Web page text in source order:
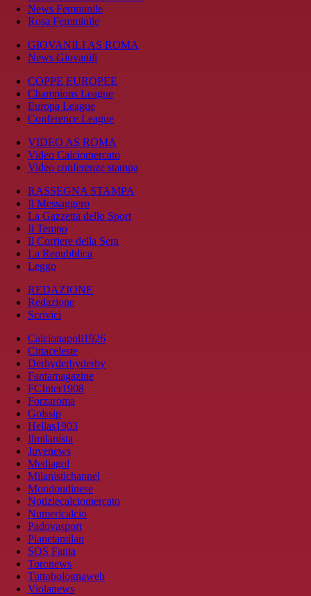
News Femminile
Rosa Femminile
GIOVANILI AS ROMA
News Giovanili
COPPE EUROPEE
Champions League
Europa League
Conference League
VIDEO AS ROMA
Video Calciomercato
Video conferenze stampa
RASSEGNA STAMPA
Il Messaggero
La Gazzetta dello Sport
Il Tempo
Il Corriere della Sera
La Repubblica
Leggo
REDAZIONE
Redazione
Scrivici
Calcionapoli1926
Cittaceleste
Derbyderbyderby
Fantamagazine
FCInter1908
Forzaroma
Golssip
Hellas1903
Ilmilanista
Juvenews
Mediagol
Milanistichannel
Mondoudinese
Notiziecalciomercato
Numericalcio
Padovasport
Pianetamilan
SOS Fanta
Toronews
Tuttobolognaweb
Violanews